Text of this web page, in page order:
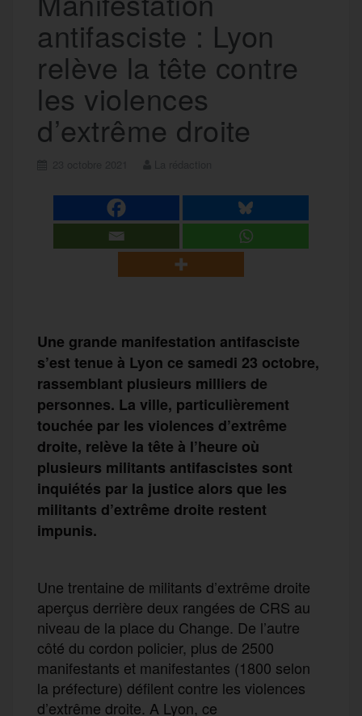
antifasciste : Lyon
relève la tête contre
les violences
d’extrême droite
Une grande manifestation antifasciste
s’est tenue à Lyon ce samedi 23 octobre,
rassemblant plusieurs milliers de
personnes. La ville, particulièrement
touchée par les violences d’extrême
droite, relève la tête à l’heure où
plusieurs militants antifascistes sont
inquiétés par la justice alors que les
militants d’extrême droite restent
impunis.
Une trentaine de militants d’extrême droite
aperçus derrière deux rangées de CRS au
niveau de la place du Change. De l’autre
côté du cordon policier, plus de 2500
manifestants et manifestantes (1800 selon
la préfecture) défilent contre les violences
d’extrême droite. A Lyon, ce